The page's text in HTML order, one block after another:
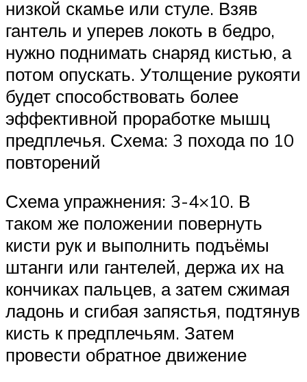
низкой скамье или стуле. Взяв
гантель и уперев локоть в бедро,
нужно поднимать снаряд кистью, а
потом опускать. Утолщение рукояти
будет способствовать более
эффективной проработке мышц
предплечья. Схема: 3 похода по 10
повторений
Схема упражнения: 3-4×10. В
таком же положении повернуть
кисти рук и выполнить подъёмы
штанги или гантелей, держа их на
кончиках пальцев, а затем сжимая
ладонь и сгибая запястья, подтянув
кисть к предплечьям. Затем
провести обратное движение